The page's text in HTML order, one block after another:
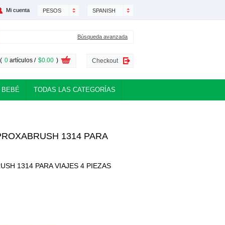
SPANISH
PESOS
Mi cuenta
Búsqueda avanzada
( 0 artículos / $0.00 ) Checkout
BEBÉ TODAS LAS CATEGORÍAS
1314 PARA
1314 PARA VIAJES 4 PIEZAS